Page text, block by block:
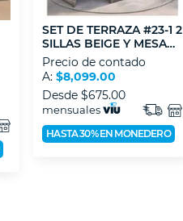
SET DE TERRAZA #23-1 2
SILLAS BEIGE Y MESA
CENTRAL
Precio de contado
A: $8,099.00
Desde $675.00
mensuales
HASTA 30% EN MONEDERO